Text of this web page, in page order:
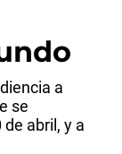
a
se
abril, y a